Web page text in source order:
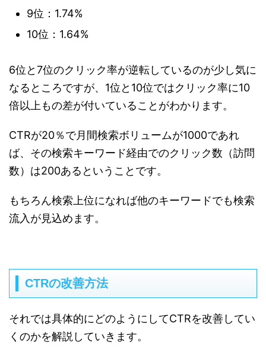
9位：1.74%
10位：1.64%
6位と7位のクリック率が逆転しているのが少し気に
なるところですが、1位と10位ではクリック率に10
倍以上もの差が付いていることがわかります。
CTRが20％で月間検索ボリュームが1000であれ
ば、その検索キーワード経由でのクリック数（訪問
数）は200あるということです。
もちろん検索上位になれば他のキーワードでも検索
流入が見込めます。
CTRの改善方法
それでは具体的にどのようにしてCTRを改善してい
くのかを解説していきます。